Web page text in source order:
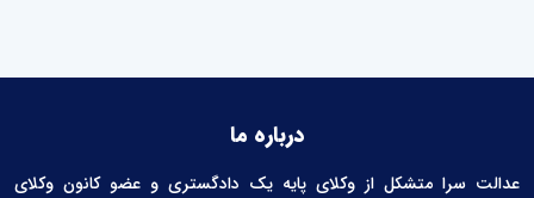
درباره ما
عدالت سرا متشکل از وکلای پایه یک دادگستری و عضو کانون وکلای